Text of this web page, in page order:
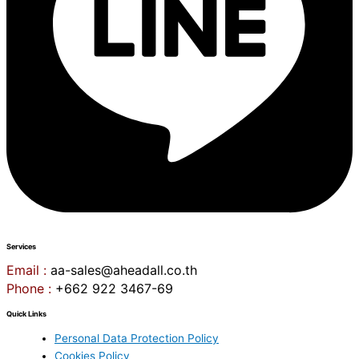
Services
Email : aa-sales@aheadall.co.th
Phone : +662 922 3467-69
Quick Links
Personal Data Protection Policy
Cookies Policy